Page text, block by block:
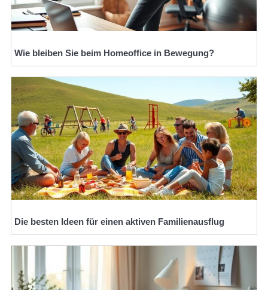
Wie bleiben Sie beim Homeoffice in Bewegung?
Die besten Ideen für einen aktiven Familienausflug